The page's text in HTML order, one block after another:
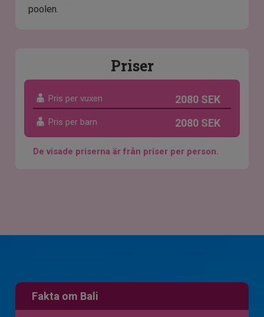
poolen.
Priser
Pris per vuxen 2080 SEK
Pris per barn 2080 SEK
De visade priserna är från priser per person.
Fakta om Bali